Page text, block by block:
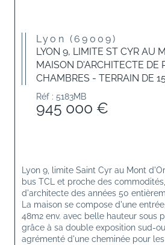
Lyon (69009)
LYON 9, LIMITE ST CYR AU
MAISON D'ARCHITECTE DE
CHAMBRES - TERRAIN DE
Réf : 5183MB
945 000 €
Lyon 9, limite Saint Cyr au Mont
bus TCL et proche des
d'architecte des années 50
La maison se compose d'une
48m2 env. avec belle hauteur sous
grâce à sa double exposition sud-
agrémenté d'une cheminée pour